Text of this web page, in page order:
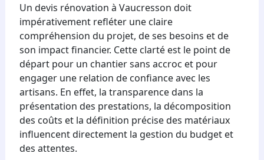
Un devis rénovation à Vaucresson doit
impérativement refléter une claire
compréhension du projet, de ses besoins et de
son impact financier. Cette clarté est le point de
départ pour un chantier sans accroc et pour
engager une relation de confiance avec les
artisans. En effet, la transparence dans la
présentation des prestations, la décomposition
des coûts et la définition précise des matériaux
influencent directement la gestion du budget et
des attentes.